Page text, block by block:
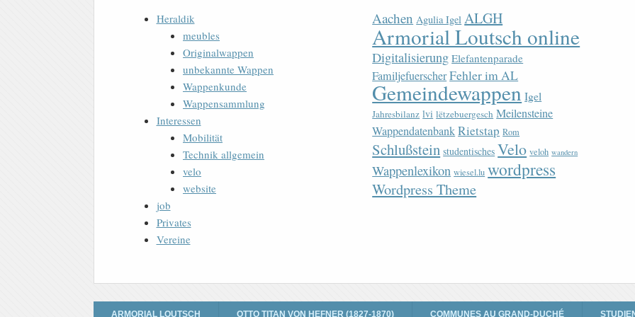
Heraldik
meubles
Originalwappen
unbekannte Wappen
Wappenkunde
Wappensammlung
Interessen
Mobilität
Technik allgemein
velo
website
job
Privates
Vereine
Aachen Agulia Igel ALGH
Armorial Loutsch online
Digitalisierung Elefantenparade
FamiljefuerscherFehler im AL
Gemeindewappen Igel
Jahresbilanz lvi lëtzebuergesch Meilensteine
WappendatenbankRietstap Rom
Schlußstein studentisches Velo veloh wandern
Wappenlexikon wiesel.lu wordpress
Wordpress Theme
ARMORIAL LOUTSCH OTTO TITAN VON HEFNER (1827-1870) COMMUNES AU GRAND-DUCHÉ